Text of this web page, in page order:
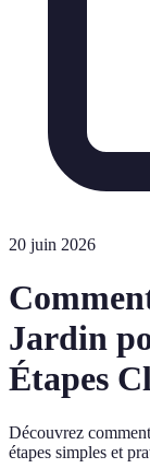
20 juin 2026
Jardin
Étapes
Découvrez
étapes simples et